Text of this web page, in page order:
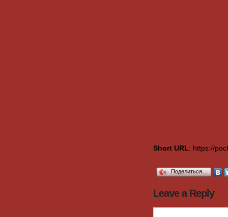
Short URL: https://
Поделиться…
Leave a Reply